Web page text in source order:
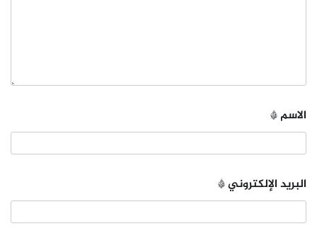
الاسم*
البريد الإلكتروني*